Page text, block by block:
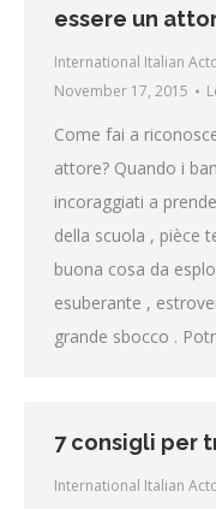
essere un
International Italian
November 17, 2015
Come fai a
attore? Quando i
incoraggiati a
della scuola , pièce
buona cosa da
esuberante ,
grande sbocco .
7 consigli per
International Italian